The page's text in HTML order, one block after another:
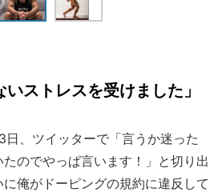
いストレスを受けました」
、ツイッターで「言うか迷った
のでやっぱ言います！」と切り出
俺がドーピングの規約に違反して